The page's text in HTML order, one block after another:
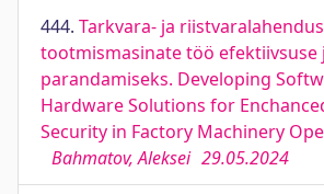
444. Tarkvara- ja
tootmismasinate töö efektiivsuse
parandamiseks. Developing
Hardware Solutions for
Security in Factory Machinery
Bahmatov, Aleksei 29.05.2024